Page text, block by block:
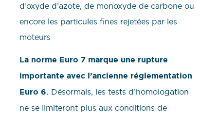
d’oxyde d’azote, de monoxyde de carbone ou
encore les particules fines rejetées par les
moteurs
La norme Euro 7 marque une rupture
importante avec l’ancienne réglementation
Euro 6. Désormais, les tests d’homologation
ne se limiteront plus aux conditions de